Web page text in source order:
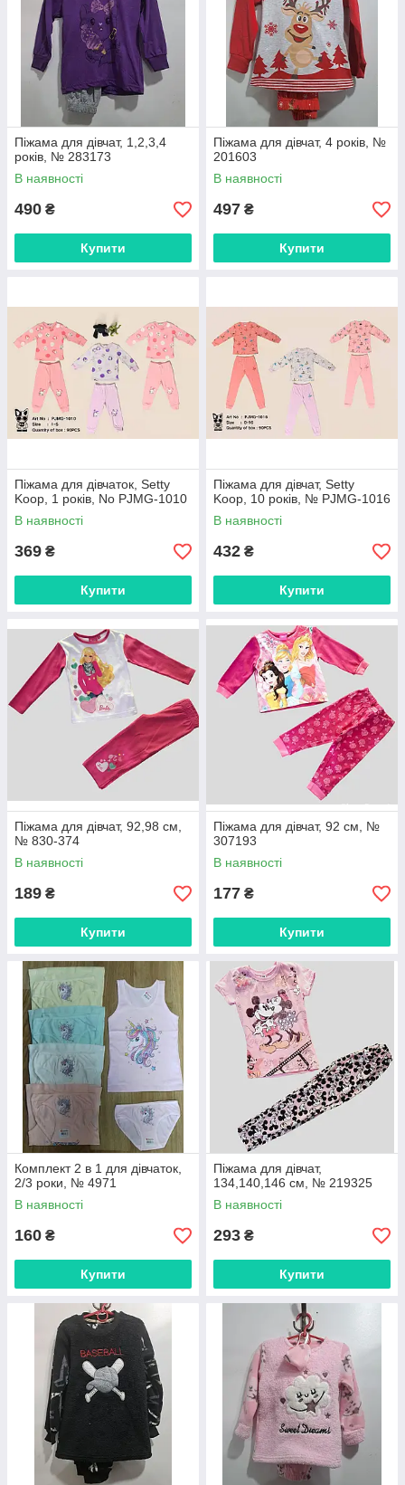
Піжама для дівчат, 1,2,3,4
років, № 283173
В наявності
490 ₴
Купити
Піжама для дівчат, 4 років, №
201603
В наявності
497 ₴
Купити
Піжама для дівчаток, Setty
Koop, 1 років, No PJMG-1010
В наявності
369 ₴
Купити
Піжама для дівчат, Setty
Koop, 10 років, № PJMG-1016
В наявності
432 ₴
Купити
Піжама для дівчат, 92,98 см,
№ 830-374
В наявності
189 ₴
Купити
Піжама для дівчат, 92 см, №
307193
В наявності
177 ₴
Купити
Комплект 2 в 1 для дівчаток,
2/3 роки, № 4971
В наявності
160 ₴
Купити
Піжама для дівчат,
134,140,146 см, № 219325
В наявності
293 ₴
Купити